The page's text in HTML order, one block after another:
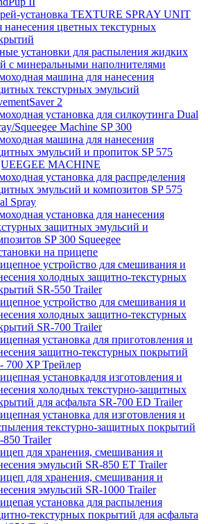
установка TEXTURE SPRAY UNIT
нанесения цветных текстурных
установки для распыления жидких
с минеральными наполнителями
машина для нанесения
текстурных эмульсий
2
установка для силкоутинга Dual
Squeegee Machine SP 300
машина для нанесения
эмульсий и пропиток SP 575
MACHINE
установка для распределения
эмульсий и композитов SP 575
Spray
установка для нанесения
защитных эмульсий и
SP 300 Squeegee
на прицепе
устройство для смешивания и
холодных защитно-текстурных
SR-550 Trailer
устройство для смешивания и
холодных защитно-текстурных
SR-700 Trailer
установка для приготовления и
защитно-текстурных покрытий
700 XP Трейлер
установкадля изготовления и
холодных текстурно-защитных
для асфальта SR-700 ED Trailer
установка для изготовления и
текстурно-защитных покрытий
850 Trailer
для хранения, смешивания и
эмульсий SR-850 ET Trailer
для хранения, смешивания и
эмульсий SR-1000 Trailer
установка для распыления
текстурных покрытий для асфальта